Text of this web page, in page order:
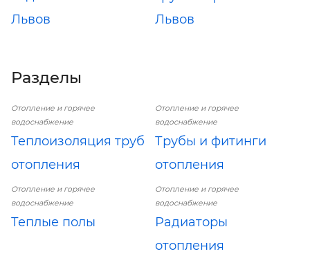
Львов
Львов
Разделы
Отопление и горячее
водоснабжение
Теплоизоляция труб
отопления
Отопление и горячее
водоснабжение
Трубы и фитинги
отопления
Отопление и горячее
водоснабжение
Теплые полы
Отопление и горячее
водоснабжение
Радиаторы
отопления